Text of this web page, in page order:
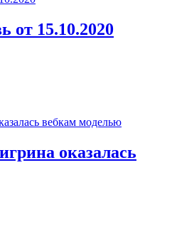
от 15.10.2020
оказалась